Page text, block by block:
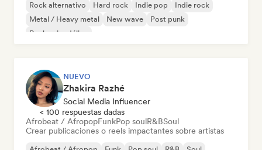
Rock alternativo Hard rock Indie pop
Indie rock
Metal / Heavy metal
New wave
Post punk
Rock psicodélico
NUEVO
Zhakira Razhé
Social Media Influencer
< 100 respuestas dadas
Afrobeat / AfropopFunkPop soulR&BSoul
Crear publicaciones o reels impactantes sobre artistas